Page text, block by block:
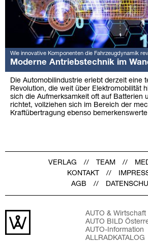
Wie innovative Komponenten die Fahrzeugdynamik
Moderne Antriebstechnik im
Die Automobilindustrie erlebt derzeit eine
Revolution, die weit über Elektromobilität
sich die Aufmerksamkeit oft auf Batterien
richtet, vollziehen sich im Bereich der
Kraftübertragung ebenso
VERLAG TEAM
KONTAKT
AGB
AUTO & Wirtschaft
AUTO BILD
AUTO-Information
ALLRADKATALOG